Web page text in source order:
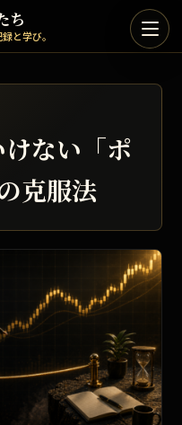
ち
と学び。
ない「ポ
克服法